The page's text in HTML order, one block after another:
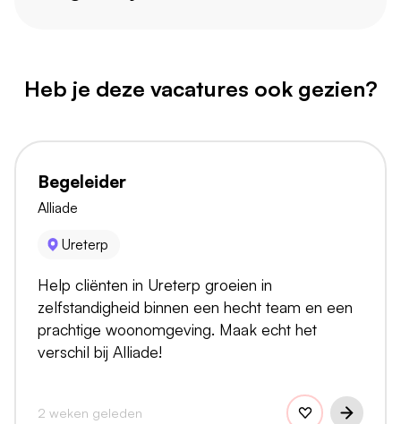
Heb je deze vacatures ook gezien?
Begeleider
Alliade
Ureterp
Help cliënten in Ureterp groeien in
zelfstandigheid binnen een hecht team en een
prachtige woonomgeving. Maak echt het
verschil bij Alliade!
2 weken geleden